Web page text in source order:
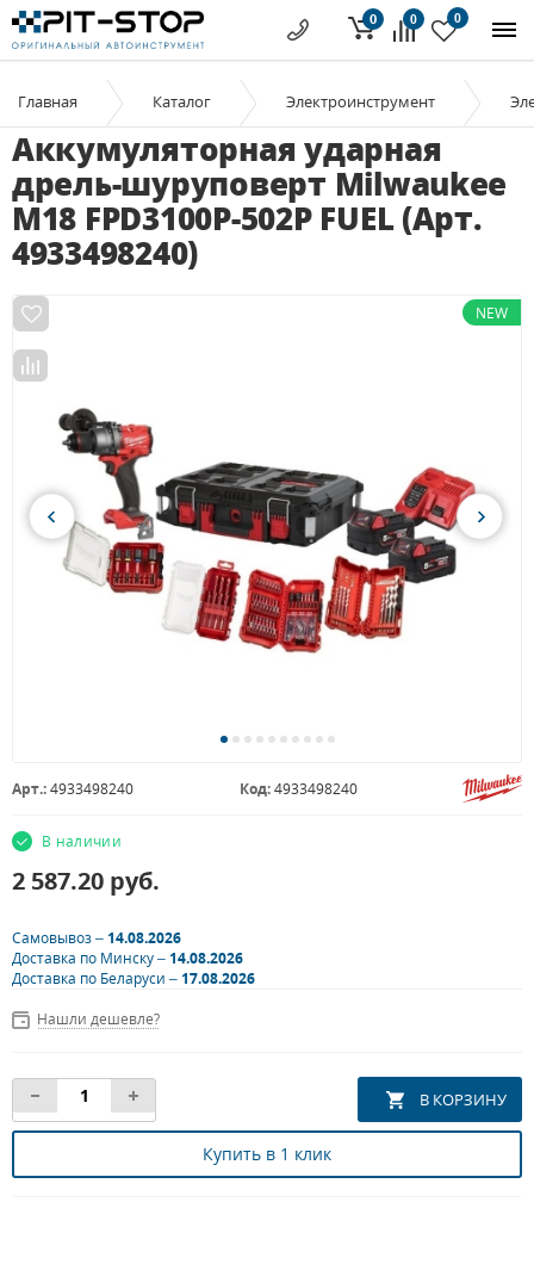
0 0
0
Главная Каталог Электроинструмент
Аккумуляторная ударная
дрель-шуруповерт Milwaukee
M18 FPD3100P-502P FUEL (Арт.
4933498240)
NEW
Арт.:4933498240 Код:4933498240
В наличии
2 587.20 руб.
Самовывоз –14.08.2026
Доставка по Минску –14.08.2026
Доставка по Беларуси –17.08.2026
Нашли дешевле?
Купить в 1 клик